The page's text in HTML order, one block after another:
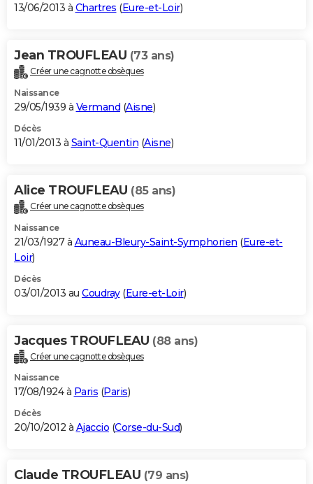
13/06/2013 à Chartres (Eure-et-Loir)
Jean TROUFLEAU (73 ans)
Créer une cagnotte obsèques
Naissance
29/05/1939 à Vermand (Aisne)
Décès
11/01/2013 à Saint-Quentin (Aisne)
Alice TROUFLEAU (85 ans)
Créer une cagnotte obsèques
Naissance
21/03/1927 à Auneau-Bleury-Saint-Symphorien (Eure-et-
Loir)
Décès
03/01/2013 au Coudray(Eure-et-Loir)
Jacques TROUFLEAU (88 ans)
Créer une cagnotte obsèques
Naissance
17/08/1924 à Paris (Paris)
Décès
20/10/2012 à Ajaccio (Corse-du-Sud)
Claude TROUFLEAU (79 ans)